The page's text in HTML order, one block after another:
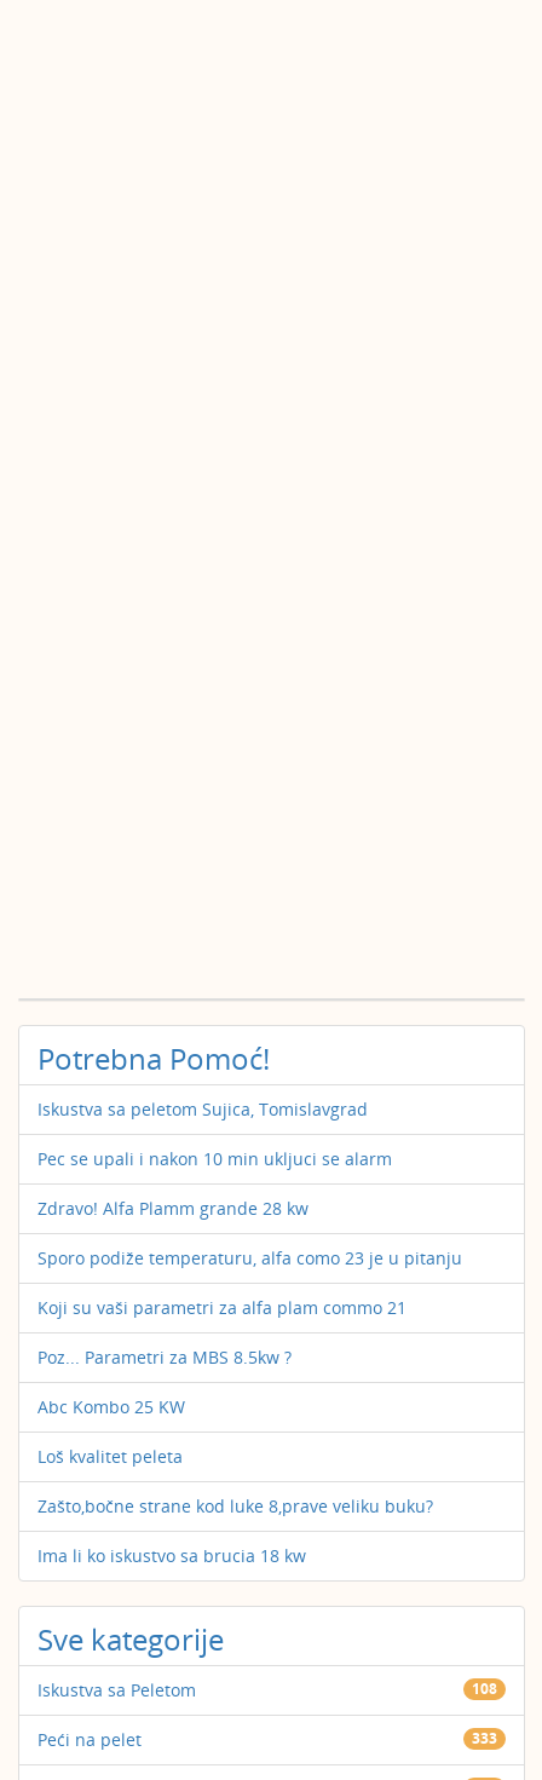
Potrebna Pomoć!
Iskustva sa peletom Sujica, Tomislavgrad
Pec se upali i nakon 10 min ukljuci se alarm
Zdravo! Alfa Plamm grande 28 kw
Sporo podiže temperaturu, alfa como 23 je u pitanju
Koji su vaši parametri za alfa plam commo 21
Poz... Parametri za MBS 8.5kw ?
Abc Kombo 25 KW
Loš kvalitet peleta
Zašto,bočne strane kod luke 8,prave veliku buku?
Ima li ko iskustvo sa brucia 18 kw
Sve kategorije
Iskustva sa Peletom 108
Peći na pelet 333